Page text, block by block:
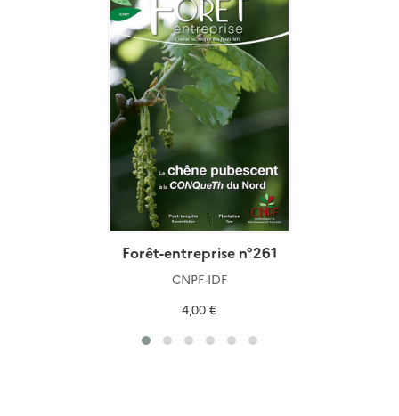
Forêt-entreprise n°261
CNPF-IDF
4,00 €